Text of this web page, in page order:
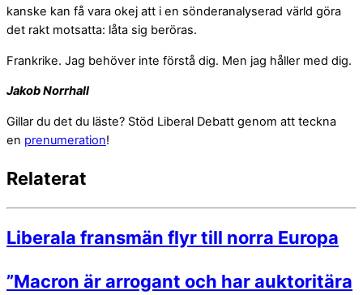
kanske kan få vara okej att i en sönderanalyserad värld göra
det rakt motsatta: låta sig beröras.
Frankrike. Jag behöver inte förstå dig. Men jag håller med dig.
Jakob Norrhall
Gillar du det du läste? Stöd Liberal Debatt genom att teckna
en prenumeration!
Relaterat
Liberala fransmän flyr till norra Europa
”Macron är arrogant och har auktoritära